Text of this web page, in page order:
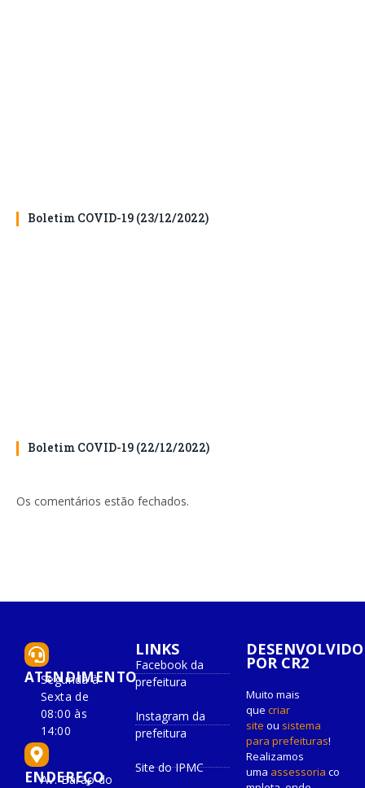
Boletim COVID-19 (23/12/2022)
Boletim COVID-19 (22/12/2022)
Os comentários estão fechados.
ATENDIMENTO
Segunda à
Sexta de
08:00 às
14:00
ENDEREÇO
Av. Barão do
LINKS
Facebook da
prefeitura
Instagram da
prefeitura
Site do IPMC
DESENVOLVIDO
POR CR2
Muito mais
que criar
site ou sistema
para prefeituras!
Realizamos
uma assessoria co